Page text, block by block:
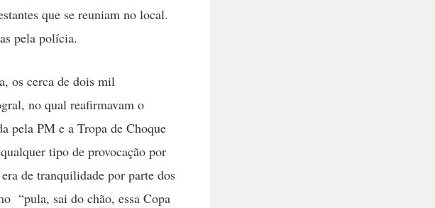
que se reuniam no local.
pela polícia.
os cerca de dois mil
no qual reafirmavam o
pela PM e a Tropa de Choque
tipo de provocação por
de tranquilidade por parte dos
“pula, sai do chão, essa Copa